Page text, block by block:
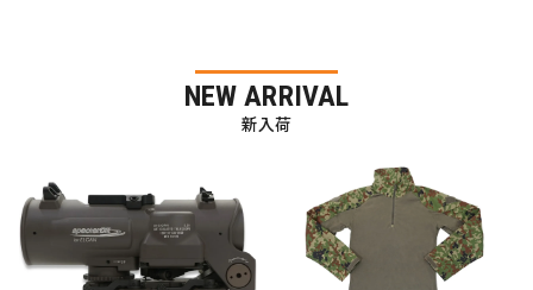
NEW ARRIVAL
新入荷